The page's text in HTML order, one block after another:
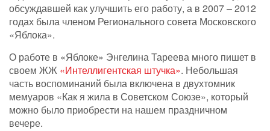
обсуждавшей как улучшить его работу, а в 2007 – 2012
годах была членом Регионального совета Московского
«Яблока».
О работе в «Яблоке» Энгелина Тареева много пишет в
своем ЖЖ «Интеллигентская штучка». Небольшая
часть воспоминаний была включена в двухтомник
мемуаров «Как я жила в Советском Союзе», который
можно было приобрести на нашем праздничном
вечере.